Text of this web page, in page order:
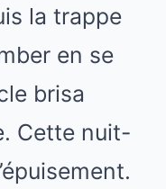
la trappe
en se
brisa
Cette nuit-